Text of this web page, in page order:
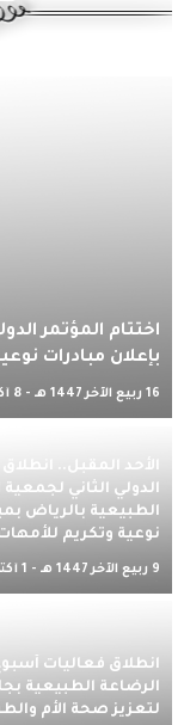
اختتام المؤتمر
بإعلان مبادرات نوعية
16 ربيع الآخر 1447 هـ - 8 أكتوبر 2025 م
الأحد المقبل.. انطلاق
الدولي الثاني
الطبيعية بالرياض
نوعية وتكريم
انطلاق فعاليات
الرضاعة الطبيعية
لتعزيز صحة الأم